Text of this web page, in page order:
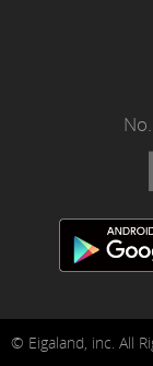
© Eigaland, inc. All